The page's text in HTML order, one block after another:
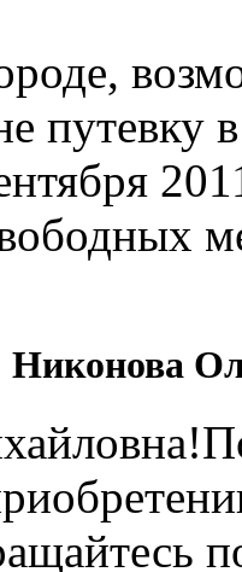
путевку
Никонова